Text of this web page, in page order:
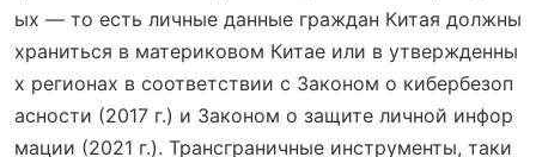
ых — то есть личные данные граждан Китая должны
храниться в материковом Китае или в утвержденны
х регионах в соответствии с Законом о кибербезоп
асности (2017 г.) и Законом о защите личной инфор
мации (2021 г.). Трансграничные инструменты, таки